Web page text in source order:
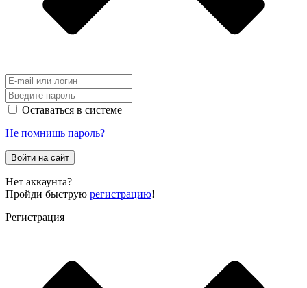
Оставаться в системе
Не помнишь пароль?
Войти на сайт
Нет аккаунта?
Пройди быструю регистрацию!
Регистрация